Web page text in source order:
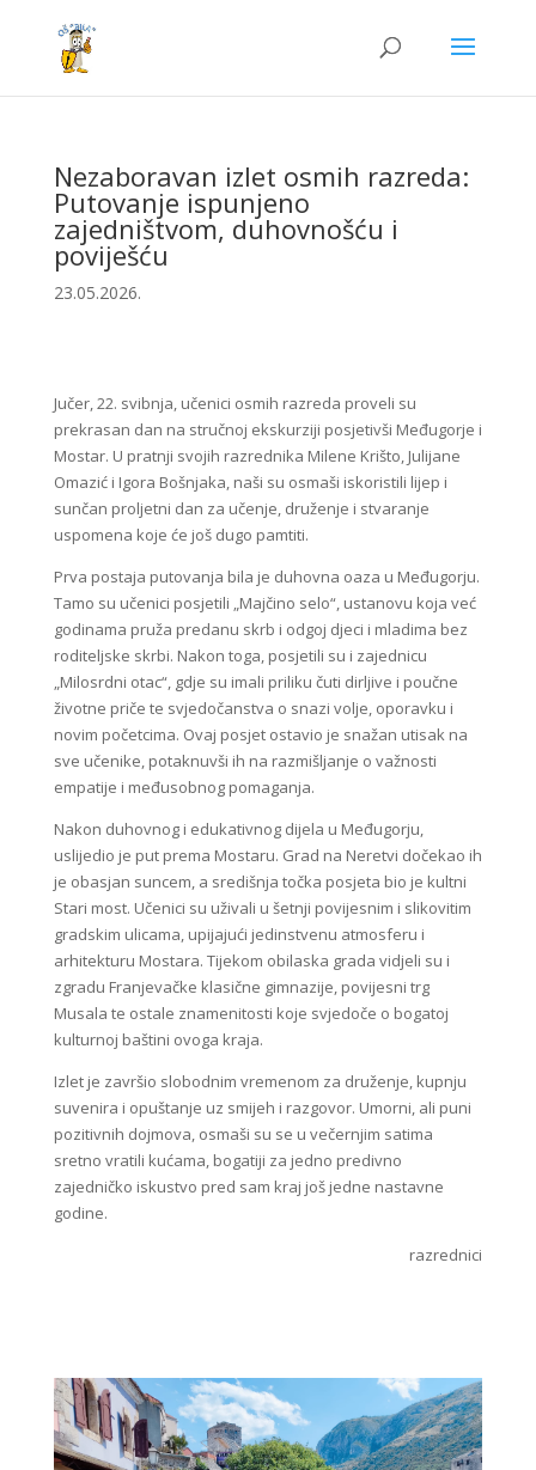
Nezaboravan izlet osmih razreda:
Putovanje ispunjeno
zajedništvom, duhovnošću i
poviješću
23.05.2026.
Jučer, 22. svibnja, učenici osmih razreda proveli su
prekrasan dan na stručnoj ekskurziji posjetivši Međugorje i
Mostar. U pratnji svojih razrednika Milene Krišto, Julijane
Omazić i Igora Bošnjaka, naši su osmaši iskoristili lijep i
sunčan proljetni dan za učenje, druženje i stvaranje
uspomena koje će još dugo pamtiti.
Prva postaja putovanja bila je duhovna oaza u Međugorju.
Tamo su učenici posjetili „Majčino selo“, ustanovu koja već
godinama pruža predanu skrb i odgoj djeci i mladima bez
roditeljske skrbi. Nakon toga, posjetili su i zajednicu
„Milosrdni otac“, gdje su imali priliku čuti dirljive i poučne
životne priče te svjedočanstva o snazi volje, oporavku i
novim početcima. Ovaj posjet ostavio je snažan utisak na
sve učenike, potaknuvši ih na razmišljanje o važnosti
empatije i međusobnog pomaganja.
Nakon duhovnog i edukativnog dijela u Međugorju,
uslijedio je put prema Mostaru. Grad na Neretvi dočekao ih
je obasjan suncem, a središnja točka posjeta bio je kultni
Stari most. Učenici su uživali u šetnji povijesnim i slikovitim
gradskim ulicama, upijajući jedinstvenu atmosferu i
arhitekturu Mostara. Tijekom obilaska grada vidjeli su i
zgradu Franjevačke klasične gimnazije, povijesni trg
Musala te ostale znamenitosti koje svjedoče o bogatoj
kulturnoj baštini ovoga kraja.
Izlet je završio slobodnim vremenom za druženje, kupnju
suvenira i opuštanje uz smijeh i razgovor. Umorni, ali puni
pozitivnih dojmova, osmaši su se u večernjim satima
sretno vratili kućama, bogatiji za jedno predivno
zajedničko iskustvo pred sam kraj još jedne nastavne
godine.
razrednici